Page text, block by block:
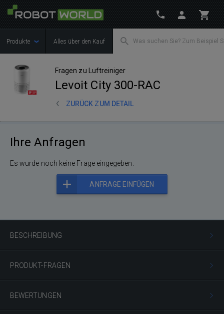
Produkte Alles über den Kauf
Fragen zu Luftreiniger
Levoit City 300-RAC
ZURÜCK ZUM DETAIL
BESCHREIBUNG
PRODUKT-FRAGEN
BEWERTUNGEN
Ihre Anfragen
Es wurde noch keine Frage eingegeben.
ANFRAGE EINFÜGEN